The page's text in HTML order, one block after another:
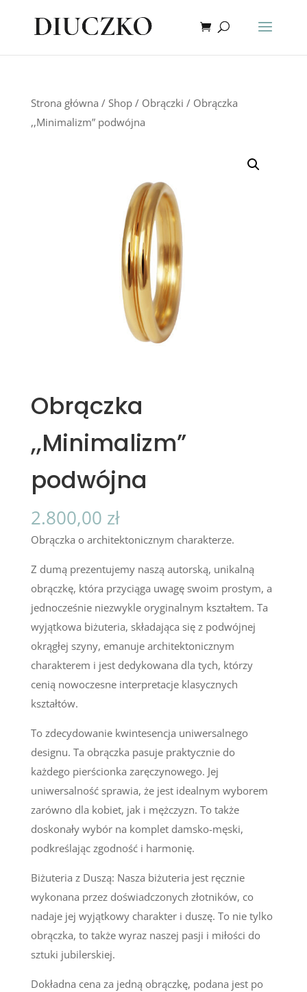
Strona główna / Shop/ Obrączki / Obrączka
,,Minimalizm” podwójna
Obrączka
,,Minimalizm”
podwójna
2.800,00 zł
Obrączka o architektonicznym charakterze.
Z dumą prezentujemy naszą autorską, unikalną
obrączkę, która przyciąga uwagę swoim prostym, a
jednocześnie niezwykle oryginalnym kształtem. Ta
wyjątkowa biżuteria, składająca się z podwójnej
okrągłej szyny, emanuje architektonicznym
charakterem i jest dedykowana dla tych, którzy
cenią nowoczesne interpretacje klasycznych
kształtów.
To zdecydowanie kwintesencja uniwersalnego
designu. Ta obrączka pasuje praktycznie do
każdego pierścionka zaręczynowego. Jej
uniwersalność sprawia, że jest idealnym wyborem
zarówno dla kobiet, jak i mężczyzn. To także
doskonały wybór na komplet damsko-męski,
podkreślając zgodność i harmonię.
Biżuteria z Duszą: Nasza biżuteria jest ręcznie
wykonana przez doświadczonych złotników, co
nadaje jej wyjątkowy charakter i duszę. To nie tylko
obrączka, to także wyraz naszej pasji i miłości do
sztuki jubilerskiej.
Dokładna cena za jedną obrączkę, podana jest po